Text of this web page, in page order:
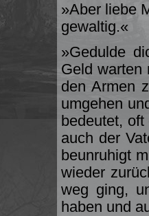
»Aber liebe
gewaltig.«
»Gedulde
Geld warten
den Armen
um­gehen
be­deutet,
auch der
beunruhigt
wieder
weg ging,
haben und